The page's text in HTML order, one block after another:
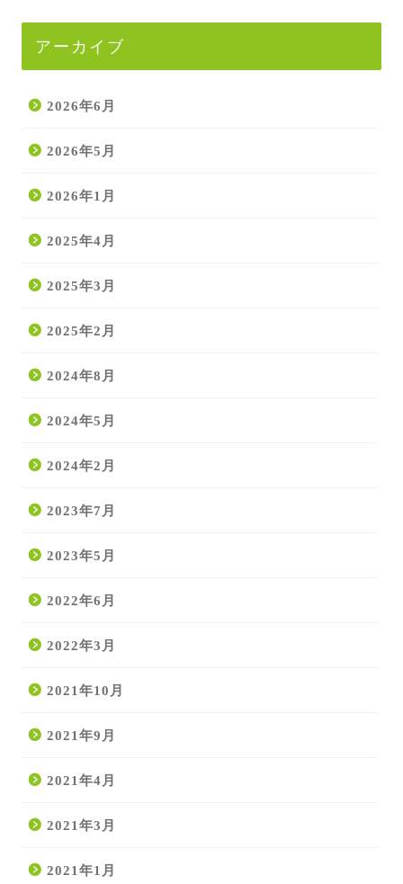
アーカイブ
2026年6月
2026年5月
2026年1月
2025年4月
2025年3月
2025年2月
2024年8月
2024年5月
2024年2月
2023年7月
2023年5月
2022年6月
2022年3月
2021年10月
2021年9月
2021年4月
2021年3月
2021年1月